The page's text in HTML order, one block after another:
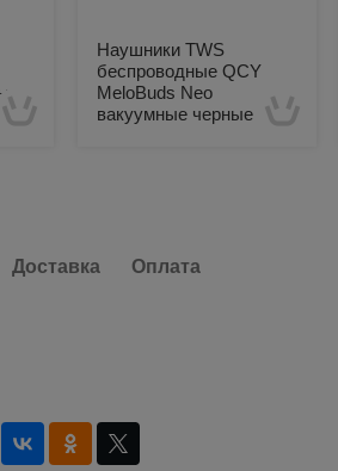
Наушники TWS
беспроводные QCY
MeloBuds Neo
вакуумные черные
Доставка Оплата